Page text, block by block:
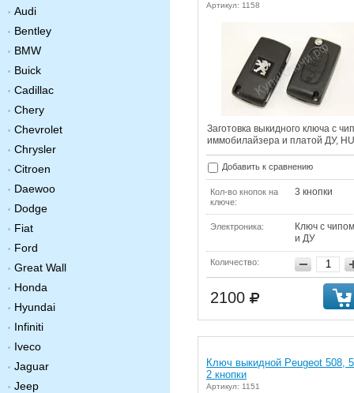
Audi
Bentley
BMW
Buick
Cadillac
Chery
Chevrolet
Chrysler
Citroen
Daewoo
Dodge
Fiat
Ford
Great Wall
Honda
Hyundai
Infiniti
Iveco
Jaguar
Jeep
Артикул: 1158
Заготовка выкидного ключа c
иммобилайзера и платой ДУ,
Добавить к сравнению
Кол-во кнопок на
ключе:
3 кнопки
Электроника:
Ключ с чипом
и ДУ
Количество:
2100
Ключ выкидной Peugeot 508,
2 кнопки
Артикул: 1151